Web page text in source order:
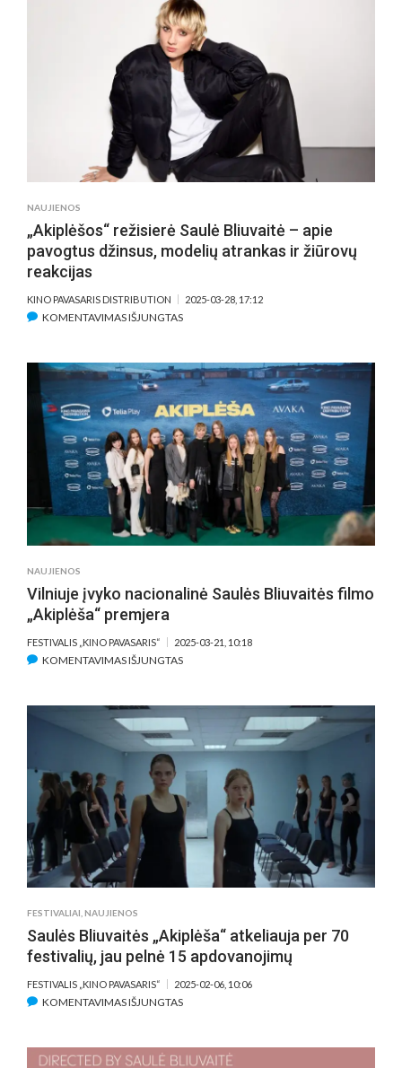
AKTORĖS:
SUNKIAUSIA
BUVO
ĮŠOKTI
Į
TAMSŲ
VANDENĮ
IR
RŪKYTI
CIGARETĘ
NAUJIENOS
„Akiplėšos“ režisierė Saulė Bliuvaitė – apie
pavogtus džinsus, modelių atrankas ir žiūrovų
reakcijas
KINO PAVASARIS DISTRIBUTION 2025-03-28, 17:12
KOMENTAVIMAS IŠJUNGTASĮRAŠE
SAULĖ
BLIUVAITĖ
–
APIE
PAVOGTUS
DŽINSUS,
MODELIŲ
ATRANKAS
IR
ŽIŪROVŲ
NAUJIENOS
Vilniuje įvyko nacionalinė Saulės Bliuvaitės filmo
„Akiplėša“ premjera
FESTIVALIS „KINO PAVASARIS“ 2025-03-21, 10:18
KOMENTAVIMAS IŠJUNGTASĮRAŠE
NACIONALINĖ
SAULĖS
BLIUVAITĖS
FILMO
„AKIPLĖŠA“
PREMJERA
FESTIVALIAI NAUJIENOS
Saulės Bliuvaitės „Akiplėša“ atkeliauja per 70
festivalių, jau pelnė 15 apdovanojimų
FESTIVALIS „KINO PAVASARIS“ 2025-02-06, 10:06
KOMENTAVIMAS IŠJUNGTASĮRAŠE
„AKIPLĖŠA“